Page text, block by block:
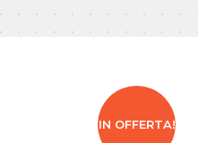
IN OFFERTA!